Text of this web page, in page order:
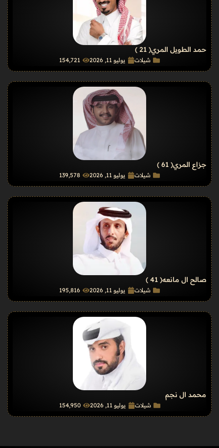
حمد الطويل المري( 21 )
شيلات يوليو 11, 2026 154٬721
جزاع المري( 61 )
شيلات يوليو 11, 2026 139٬578
صالح ال مانعه( 41 )
شيلات يوليو 11, 2026 195٬816
محمد ال نجم
شيلات يوليو 11, 2026 154٬950